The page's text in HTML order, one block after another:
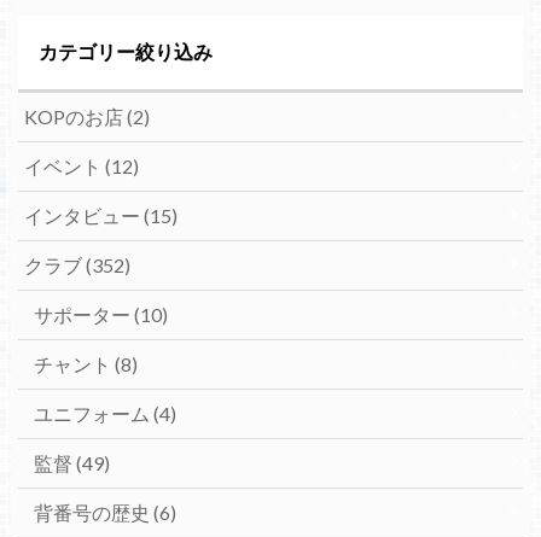
カテゴリー絞り込み
KOPのお店(2)
イベント (12)
インタビュー (15)
クラブ(352)
サポーター (10)
チャント (8)
ユニフォーム (4)
監督 (49)
背番号の歴史 (6)